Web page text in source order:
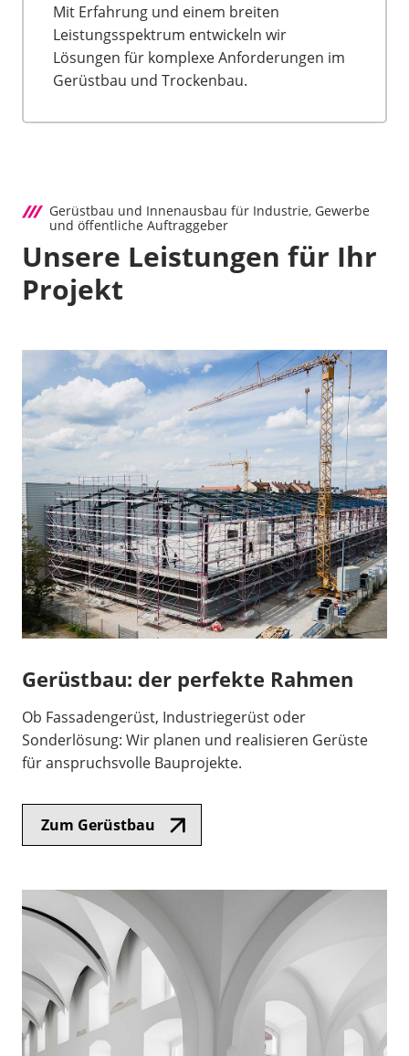
Mit Erfahrung und einem breiten
Leistungsspektrum entwickeln wir
Lösungen für komplexe Anforderungen im
Gerüstbau und Trockenbau.
Gerüstbau und Innenausbau für Industrie, Gewerbe
und öffentliche Auftraggeber
Unsere Leistungen für Ihr
Projekt
Gerüstbau: der perfekte Rahmen
Ob Fassadengerüst, Industriegerüst oder
Sonderlösung: Wir planen und realisieren Gerüste
für anspruchsvolle Bauprojekte.
Zum Gerüstbau